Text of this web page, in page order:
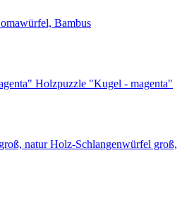
Bambus
Holzpuzzle "Kugel - magenta"
Holz-Schlangenwürfel groß,